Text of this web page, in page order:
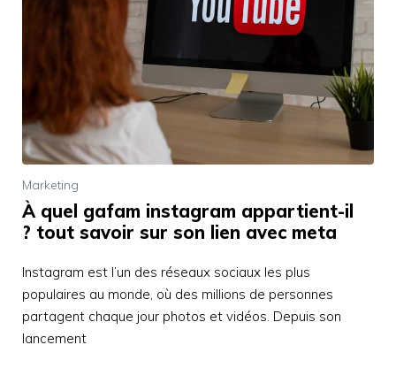
Marketing
À quel gafam instagram appartient-il
? tout savoir sur son lien avec meta
Instagram est l’un des réseaux sociaux les plus
populaires au monde, où des millions de personnes
partagent chaque jour photos et vidéos. Depuis son
lancement